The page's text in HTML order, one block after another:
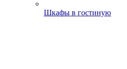
Шкафы в гостиную